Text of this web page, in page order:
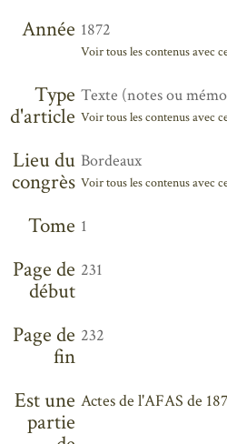
Année 1872
Voir tous les contenus avec
Type
d'article
Texte (notes ou
Voir tous les contenus avec
Lieu du
congrès
Bordeaux
Voir tous les contenus avec
Tome 1
Page de
début
231
Page de
fin
232
Est une
partie
Actes de l'AFAS de